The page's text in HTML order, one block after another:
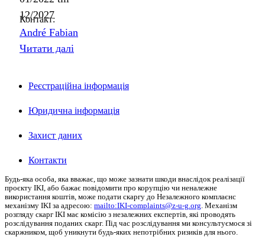
12/2027
Контакт:
André Fabian
Читати далі
Реєстраційна інформація
Юридична інформація
Захист даних
Контакти
Будь-яка особа, яка вважає, що може зазнати шкоди внаслідок реалізації
проєкту IKI, або бажає повідомити про корупцію чи неналежне
використання коштів, може подати скаргу до Незалежного комплаєнс
механізму IKI за адресою: mailto:IKI-complaints@z‑u-g.org. Механізм
розгляду скарг IKI має комісію з незалежних експертів, які проводять
розслідування поданих скарг. Під час розслідування ми консультуємося зі
скаржником, щоб уникнути будь-яких непотрібних ризиків для нього.